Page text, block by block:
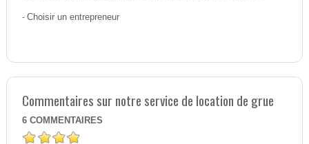
- Choisir un entrepreneur
Commentaires sur notre service de location de grue
6 COMMENTAIRES